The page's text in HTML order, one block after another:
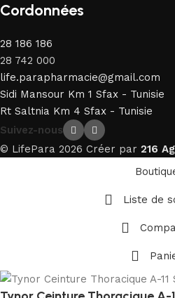
Cordonnées
28 186 186
28 742 000
life.parapharmacie@gmail.com
Sidi Mansour Km 1 Sfax - Tunisie
Rt Saltnia Km 4 Sfax - Tunisie
Suivez-nous
© LifePara 2026 Créer par 216
Liste de